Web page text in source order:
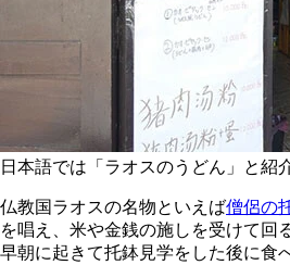
日本語では「ラオスのうどん」と紹
仏教国ラオスの名物といえば僧侶の
を唱え、米や金銭の施しを受けて回
早朝に起きて托鉢見学をした後に食